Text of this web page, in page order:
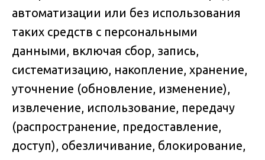
автоматизации или без использования
таких средств с персональными
данными, включая сбор, запись,
систематизацию, накопление, хранение,
уточнение (обновление, изменение),
извлечение, использование, передачу
(распространение, предоставление,
доступ), обезличивание, блокирование,